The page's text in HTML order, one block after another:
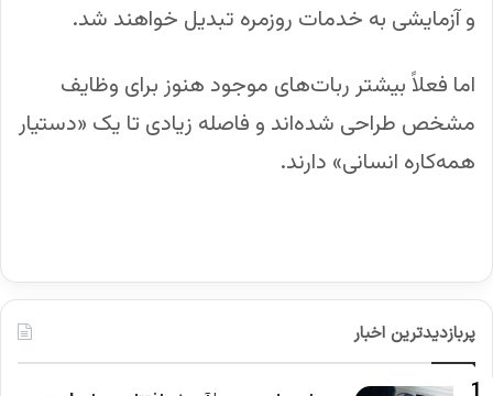
و آزمایشی به خدمات روزمره تبدیل خواهند شد.
اما فعلاً بیشتر ربات‌های موجود هنوز برای وظایف
مشخص طراحی شده‌اند و فاصله زیادی تا یک «دستیار
همه‌کاره انسانی» دارند.
پربازدیدترین اخبار